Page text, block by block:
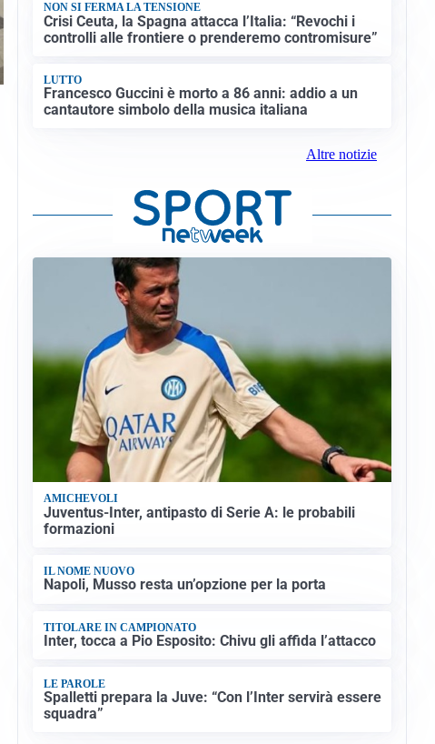
NON SI FERMA LA TENSIONE
Crisi Ceuta, la Spagna attacca l’Italia: “Revochi i
controlli alle frontiere o prenderemo contromisure”
LUTTO
Francesco Guccini è morto a 86 anni: addio a un
cantautore simbolo della musica italiana
Altre notizie
AMICHEVOLI
Juventus-Inter, antipasto di Serie A: le probabili
formazioni
IL NOME NUOVO
Napoli, Musso resta un’opzione per la porta
TITOLARE IN CAMPIONATO
Inter, tocca a Pio Esposito: Chivu gli affida l’attacco
LE PAROLE
Spalletti prepara la Juve: “Con l’Inter servirà essere
squadra”